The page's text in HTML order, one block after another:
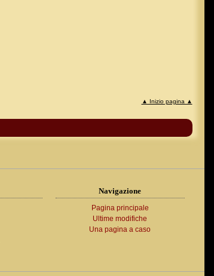
▲ Inizio pagina ▲
Navigazione
Pagina principale
Ultime modifiche
Una pagina a caso